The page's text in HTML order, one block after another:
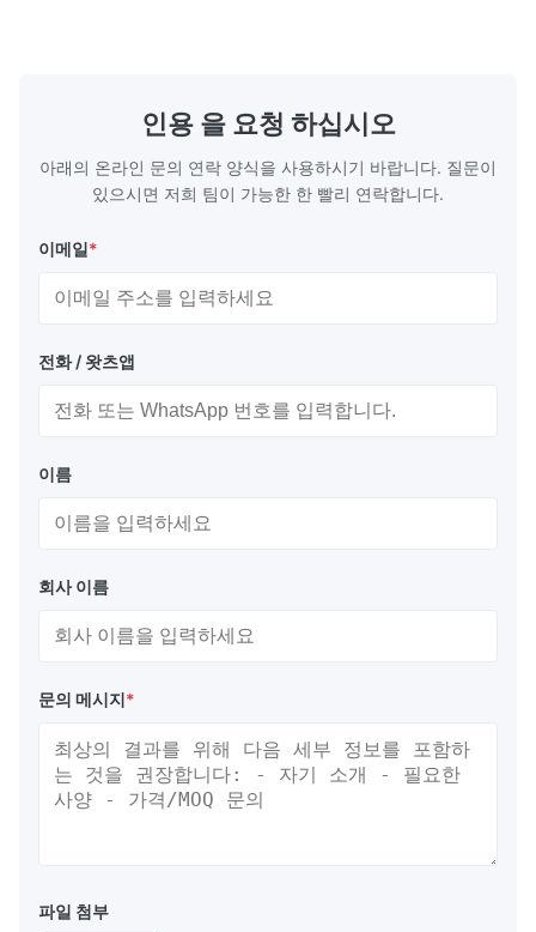
인용 을 요청 하십시오
아래의 온라인 문의 연락 양식을 사용하시기 바랍니다. 질문이
있으시면 저희 팀이 가능한 한 빨리 연락합니다.
이메일*
전화 / 왓츠앱
이름
회사 이름
문의 메시지*
파일 첨부